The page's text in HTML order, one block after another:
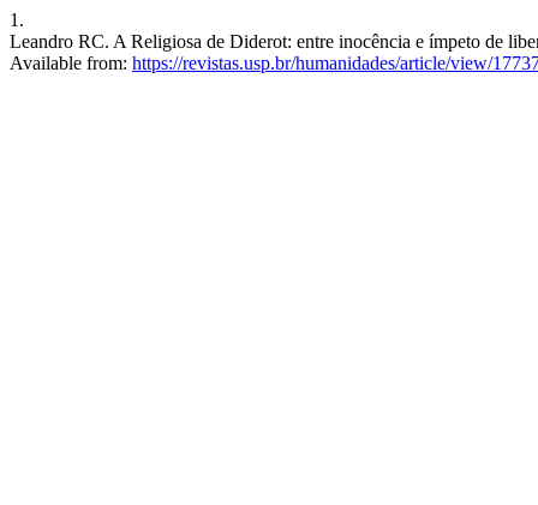
1.
Leandro RC. A Religiosa de Diderot: entre inocência e ímpeto de
Available from: https://revistas.usp.br/humanidades/article/view/